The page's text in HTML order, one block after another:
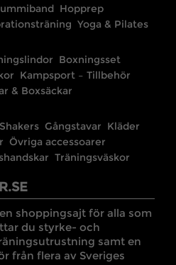
Hopprep
Yoga & Pilates
Boxningsset
Kampsport – Tillbehör
& Boxsäckar
Gångstavar Kläder
Övriga accessoarer
Träningsväskor
shoppingsajt för alla som
du styrke- och
samt en
från flera av Sveriges